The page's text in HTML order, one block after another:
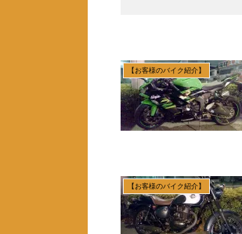
【お客様のバイク紹介】
【お客様のバイク紹介】